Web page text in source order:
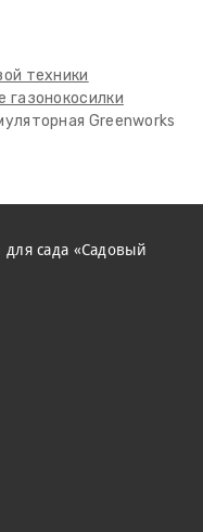
техники
газонокосилки
Greenworks
сада «Садовый